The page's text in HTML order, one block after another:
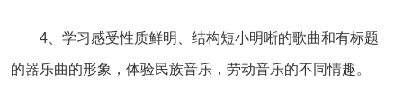
4、学习感受性质鲜明、结构短小明晰的歌曲和有标题
的器乐曲的形象，体验民族音乐，劳动音乐的不同情趣。